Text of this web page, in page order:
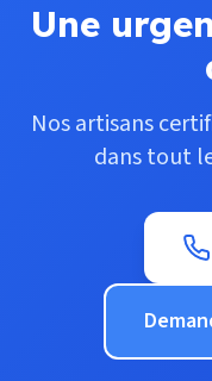
Une
Nos artisans
dans tout